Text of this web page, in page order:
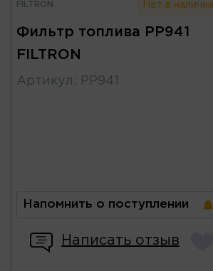
FILTRON Нет в наличии
Фильтр топлива PP941
FILTRON
Артикул : PP941
Напомнить о поступлении
Написать отзыв